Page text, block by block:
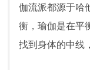
伽流派都源于哈
衡，瑜伽是在平
找到身体的中线